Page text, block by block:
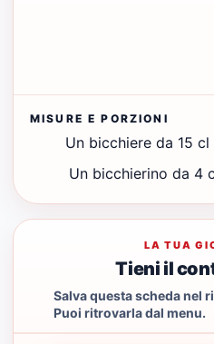
MISURE E PORZIONI
Un bicchiere da 15 cl
Un bicchierino da 4
LA TUA
Tieni il
Salva questa scheda nel
Puoi ritrovarla dal menu.